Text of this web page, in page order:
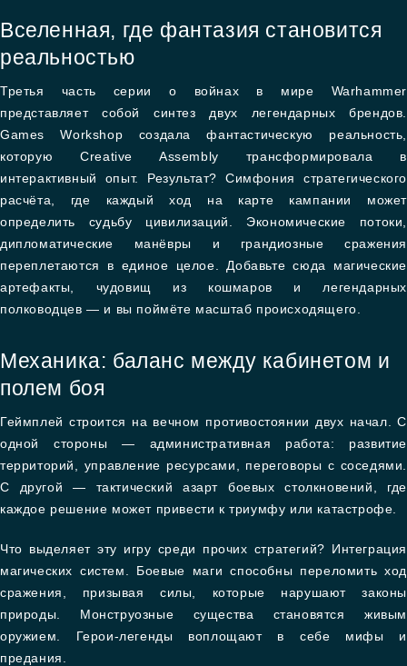
Вселенная, где фантазия становится
реальностью
Третья часть серии о войнах в мире Warhammer
представляет собой синтез двух легендарных брендов.
Games Workshop создала фантастическую реальность,
которую Creative Assembly трансформировала в
интерактивный опыт. Результат? Симфония стратегического
расчёта, где каждый ход на карте кампании может
определить судьбу цивилизаций. Экономические потоки,
дипломатические манёвры и грандиозные сражения
переплетаются в единое целое. Добавьте сюда магические
артефакты, чудовищ из кошмаров и легендарных
полководцев — и вы поймёте масштаб происходящего.
Механика: баланс между кабинетом и
полем боя
Геймплей строится на вечном противостоянии двух начал. С
одной стороны — административная работа: развитие
территорий, управление ресурсами, переговоры с соседями.
С другой — тактический азарт боевых столкновений, где
каждое решение может привести к триумфу или катастрофе.
Что выделяет эту игру среди прочих стратегий? Интеграция
магических систем. Боевые маги способны переломить ход
сражения, призывая силы, которые нарушают законы
природы. Монструозные существа становятся живым
оружием. Герои-легенды воплощают в себе мифы и
предания.